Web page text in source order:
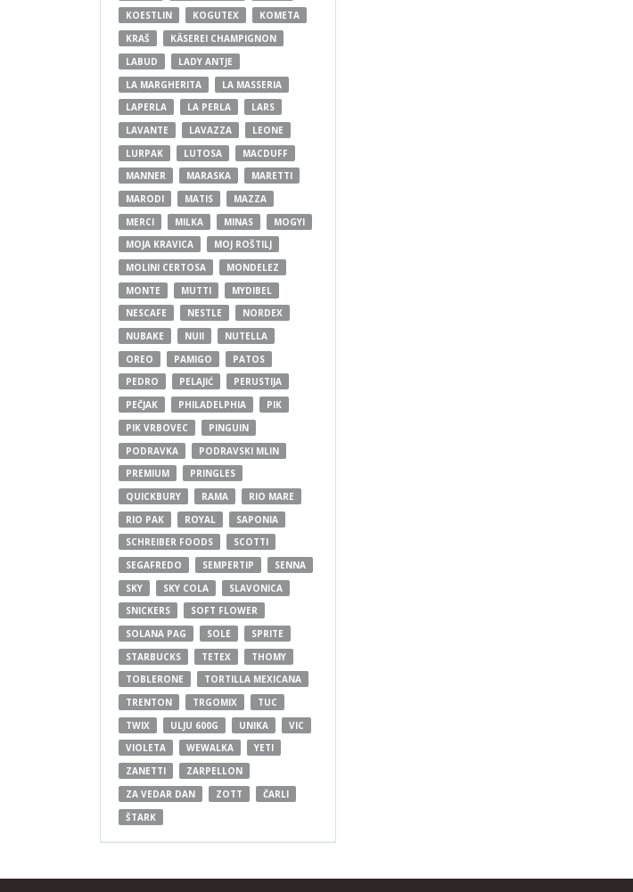
KOESTLIN
KOGUTEX
KOMETA
KRAŠ
KÄSEREI CHAMPIGNON
LABUD
LADY ANTJE
LA MARGHERITA
LA MASSERIA
LAPERLA
LA PERLA
LARS
LAVANTE
LAVAZZA
LEONE
LURPAK
LUTOSA
MACDUFF
MANNER
MARASKA
MARETTI
MARODI
MATIS
MAZZA
MERCI
MILKA MINAS
MOGYI
MOJA KRAVICA
MOJ ROŠTILJ
MOLINI CERTOSA
MONDELEZ
MONTE
MUTTI
MYDIBEL
NESCAFE
NESTLE
NORDEX
NUBAKE
NUII
NUTELLA
OREO
PAMIGO
PATOS
PEDRO
PELAJIĆ
PERUSTIJA
PEČJAK
PHILADELPHIA
PIK
PIK VRBOVEC
PINGUIN
PODRAVKA
PODRAVSKI MLIN
PREMIUM
PRINGLES
QUICKBURY
RAMA
RIO MARE
RIO PAK
ROYAL
SAPONIA
SCHREIBER FOODS
SCOTTI
SEGAFREDO
SEMPERTIP
SENNA
SKY
SKY COLA
SLAVONICA
SNICKERS
SOFT FLOWER
SOLANA PAG
SOLE
SPRITE
STARBUCKS
TETEX
THOMY
TOBLERONE
TORTILLA MEXICANA
TRENTON
TRGOMIX
TUC
TWIX
ULJU 600G UNIKA
VIC
VIOLETA
WEWALKA
YETI
ZANETTI
ZARPELLON
ZA VEDAR DAN
ZOTT
ČARLI
ŠTARK